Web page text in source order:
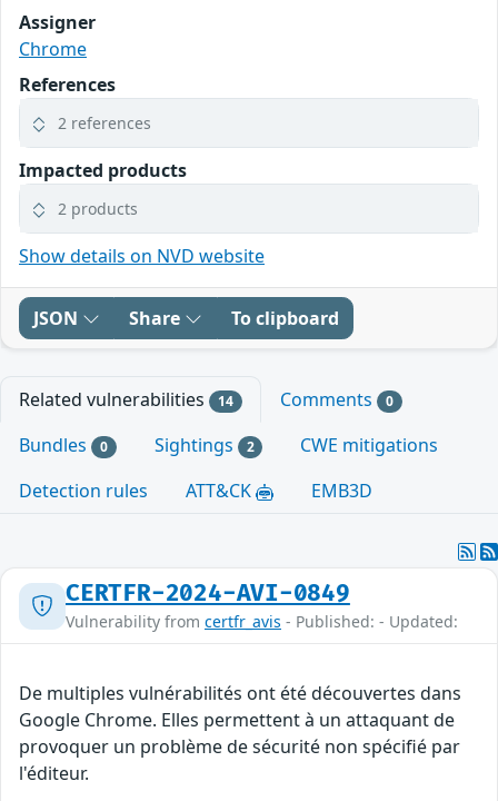
Assigner
Chrome
References
2 references
Impacted products
2 products
Show details on NVD website
JSON Share To clipboard
Related vulnerabilities 14 Comments 0
Bundles 0 Sightings 2
CWE mitigations
Detection rules
ATT&CK EMB3D
CERTFR-2024-AVI-0849
Vulnerability from certfr_avis - Published: - Updated:
De multiples vulnérabilités ont été découvertes dans
Google Chrome. Elles permettent à un attaquant de
provoquer un problème de sécurité non spécifié par
l'éditeur.